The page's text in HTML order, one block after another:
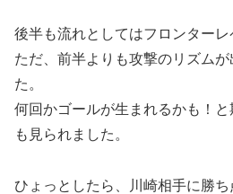
後半も流れとしてはフロンターレ
ただ、前半よりも攻撃のリズム
た。
何回かゴールが生まれるかも！
も見られました。
ひょっとしたら、川崎相手に勝ち